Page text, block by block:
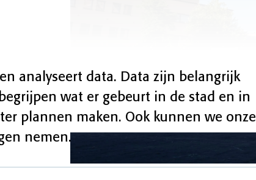
analyseert data. Data zijn belangrijk
wat er gebeurt in de stad en in
plannen maken. Ook kunnen we onze
nemen.